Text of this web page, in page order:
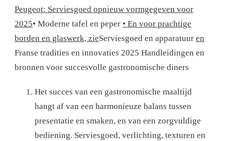
Peugeot: Serviesgoed opnieuw vormgegeven voor
2025• Moderne tafel en peper • En voor prachtige
borden en glaswerk, zieServiesgoed en apparatuur en
Franse tradities en innovaties 2025 Handleidingen en
bronnen voor succesvolle gastronomische diners
Het succes van een gastronomische maaltijd
hangt af van een harmonieuze balans tussen
presentatie en smaken, en van een zorgvuldige
bediening. Serviesgoed, verlichting, texturen en